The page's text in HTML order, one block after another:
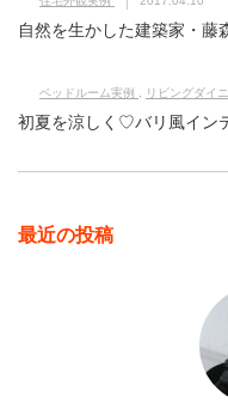
自然を生かした建築家・藤
ベッドルーム実例 リビングダイ
初夏を涼しく♡バリ風イン
最近の投稿